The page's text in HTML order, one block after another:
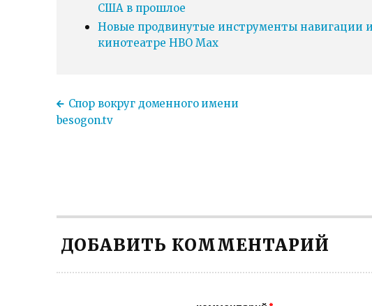
США в прошлое
Новые продвинутые инструменты навигации
кинотеатре HBO Max
Спор вокруг доменного имени
besogon.tv
ДОБАВИТЬ КОММЕНТАРИЙ